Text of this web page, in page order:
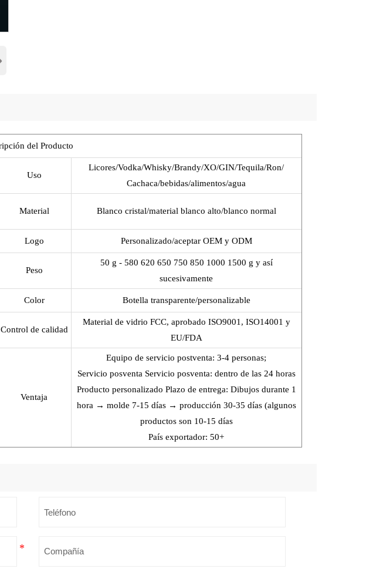
del Producto
Uso
Licores/Vodka/Whisky/Brandy/XO/GIN/Tequila/Ron/
Cachaca/bebidas/alimentos/agua
Material Blanco cristal/material blanco alto/blanco normal
Logo Personalizado/aceptar OEM y ODM
Peso
50 g - 580 620 650 750 850 1000 1500 g y así
sucesivamente
Color Botella transparente/personalizable
Control de calidad
Material de vidrio FCC, aprobado ISO9001, ISO14001 y
EU/FDA
Ventaja
Equipo de servicio postventa: 3-4 personas;
Servicio posventa Servicio posventa: dentro de las 24 horas
Producto personalizado Plazo de entrega: Dibujos durante 1
hora → molde 7-15 días → producción 30-35 días (algunos
productos son 10-15 días
País exportador: 50+